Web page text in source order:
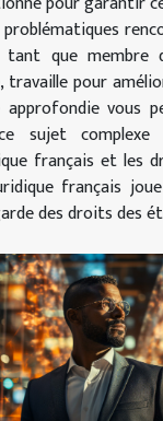
tant que membre
travaille pour
approfondie vous
sujet
français et les
français
des droits des